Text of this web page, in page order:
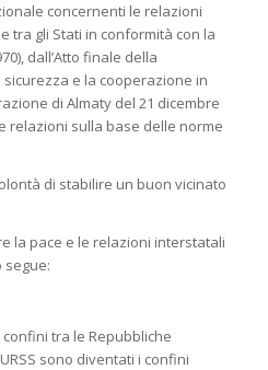
concernenti le relazioni
tra gli Stati in conformità con la
dall’Atto finale della
e la cooperazione in
di Almaty del 21 dicembre
relazioni sulla base delle norme
di stabilire un buon vicinato
la pace e le relazioni interstatali
segue:
tra le Repubbliche
sono diventati i confini